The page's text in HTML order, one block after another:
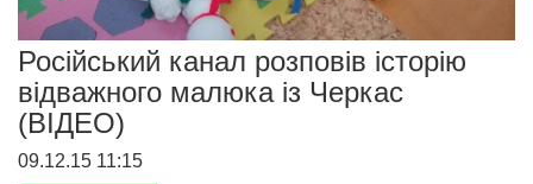
Російський канал розповів історію
відважного малюка із Черкас
(ВІДЕО)
09.12.15 11:15